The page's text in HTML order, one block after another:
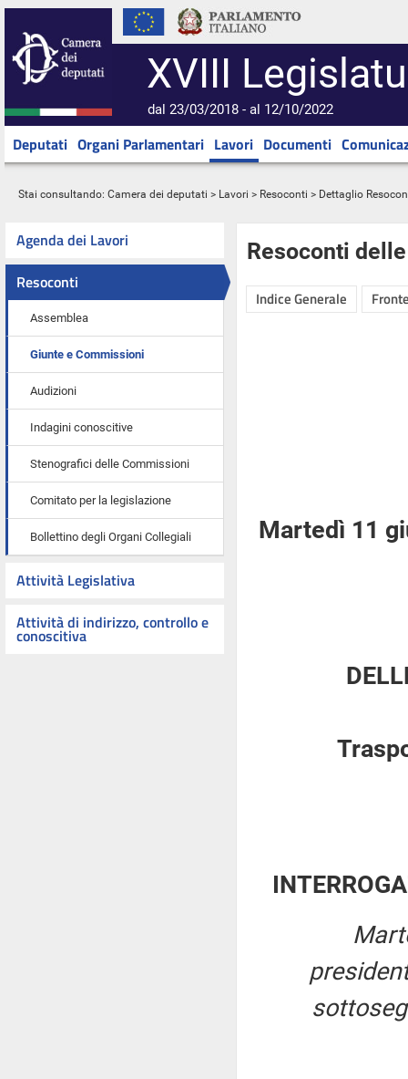
XVIII
dal 23/03/2018 - al 12/10/2022
Deputati Organi Parlamentari Lavori Documenti
Stai consultando: Camera dei deputati > Lavori > Resoconti > Dettaglio
Agenda dei Lavori
Resoconti
Assemblea
Giunte e Commissioni
Audizioni
Indagini conoscitive
Stenografici delle Commissioni
Comitato per la legislazione
Bollettino degli Organi Collegiali
Attività Legislativa
Attività di indirizzo, controllo e
conoscitiva
Resoconti
Indice Generale
Martedì 11